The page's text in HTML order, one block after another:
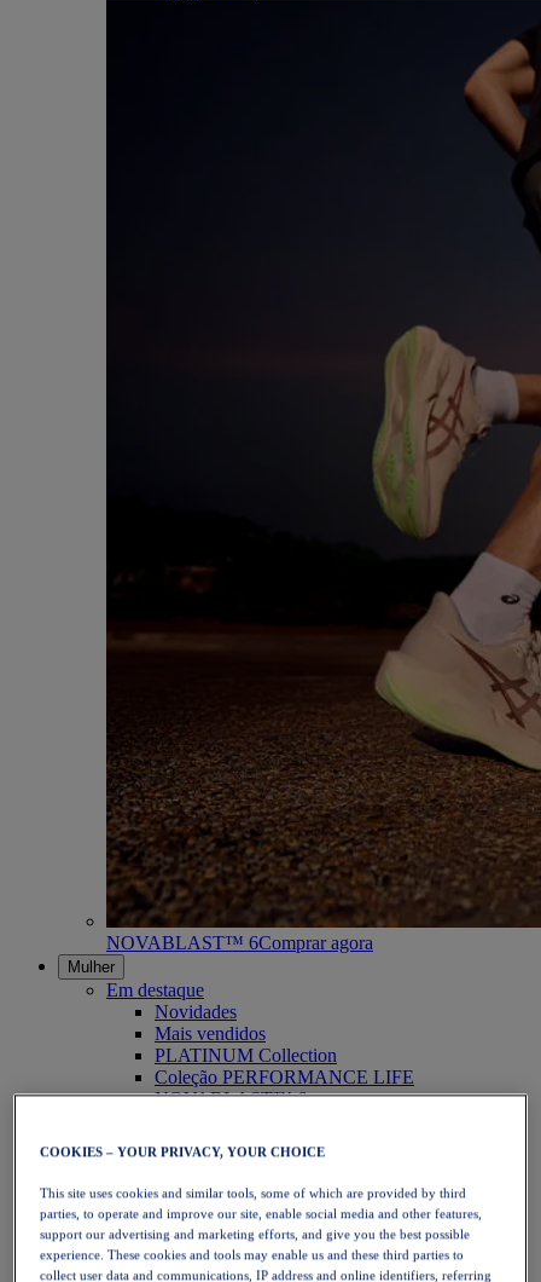
NOVABLAST™ 6Comprar agora
Mulher
Em destaque
Novidades
Mais vendidos
PLATINUM Collection
Coleção PERFORMANCE LIFE
NOVABLAST™ 6
Corrida
Corrida em trilho
Ténis
Voleibol
Andebol
Padel
Netball
COOKIES – YOUR PRIVACY, YOUR CHOICE
This site uses cookies and similar tools, some of which are provided by third
parties, to operate and improve our site, enable social media and other features,
support our advertising and marketing efforts, and give you the best possible
experience. These cookies and tools may enable us and these third parties to
collect user data and communications, IP address and online identifiers, referring